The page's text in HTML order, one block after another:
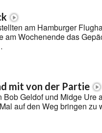
am Hamburger
am Wochenende das
mit von der Partie
Bob Geldof und Midge Ure
auf den Weg bringen